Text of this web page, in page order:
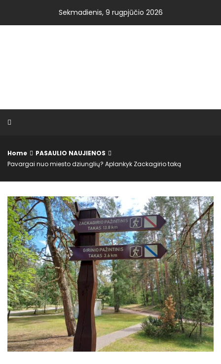
content
Sekmadienis, 9 rugpjūčio 2026
Home
PASAULIO NAUJIENOS
Pavargai nuo miesto dziunglių? Aplankyk Zackagirio taką